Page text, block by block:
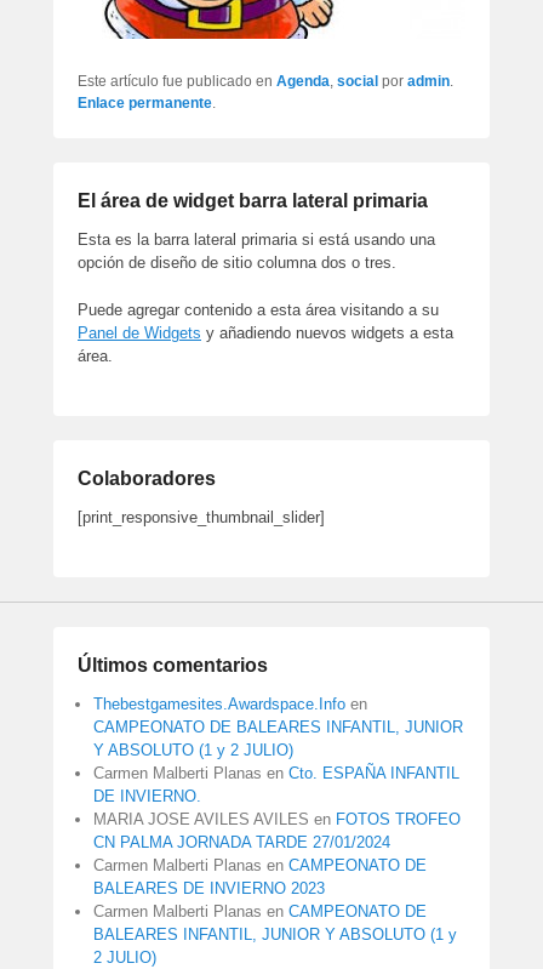
Este artículo fue publicado en Agenda, social por admin.
Enlace permanente.
El área de widget barra lateral primaria
Esta es la barra lateral primaria si está usando una
opción de diseño de sitio columna dos o tres.
Puede agregar contenido a esta área visitando a su
Panel de Widgets y añadiendo nuevos widgets a esta
área.
Colaboradores
[print_responsive_thumbnail_slider]
Últimos comentarios
Thebestgamesites.Awardspace.Info en
CAMPEONATO DE BALEARES INFANTIL, JUNIOR
Y ABSOLUTO (1 y 2 JULIO)
Carmen Malberti Planas en Cto. ESPAÑA INFANTIL
DE INVIERNO.
MARIA JOSE AVILES AVILES en FOTOS TROFEO
CN PALMA JORNADA TARDE 27/01/2024
Carmen Malberti Planas en CAMPEONATO DE
BALEARES DE INVIERNO 2023
Carmen Malberti Planas en CAMPEONATO DE
BALEARES INFANTIL, JUNIOR Y ABSOLUTO (1 y
2 JULIO)